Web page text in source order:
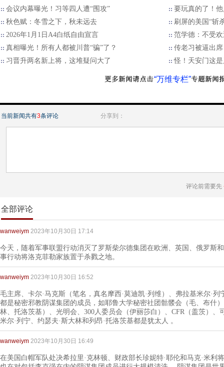
会议内幕曝光！习等四人遭“围攻”
要玩真的了！
秋色赋：冬雪之下，秋未远去
刷屏的美国“斩
2026年1月1日A4白纸自由宣言
范学德：不受
真相曝光！所有人都被川普“骗”了？
传老习被逼出
习晋升两名新上将，这堆疑问大了
怪！天安门这
“万维专栏”
当前新闻共有3条评论 分享到：
评论前需要先
全部评论
wanweiym 2023年10月30日 17:14
今天，随着军事联盟行动消灭了罗斯柴尔德集团在欧洲、英国、俄罗
事行动将洛克菲勒家族置于杀戮之地。
wanweiym 2023年10月30日 16:52
毛主席、卡尔·马克斯（笔名，真名摩西·莫迪凯·列维）、弗拉基米尔·
都是秘密邪教阴谋集团的成员，如耶鲁大学秘密社团骷髅会（毛、布什
林、托洛茨基）、光明会、300人委员会（伊丽莎白）、CFR（盖茨）、
米尔·列宁、约瑟夫·斯大林和列昂·托洛茨基都是犹太人 。
wanweiym 2023年10月30日 16:49
在美国白帽军队处决希拉里·克林顿、财政部长珍妮特·耶伦和马克·米利